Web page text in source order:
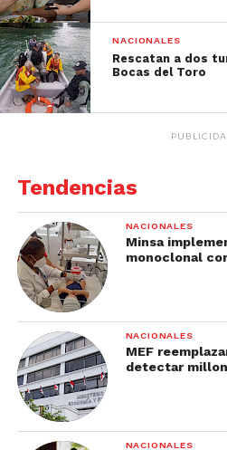
NACIONALES
Rescatan a dos
Bocas del Toro
Tendencias
NACIONALES
Minsa
monoclonal
NACIONALES
MEF
detectar
NACIONALES